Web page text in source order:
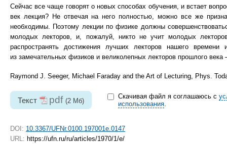
Сейчас все чаще говорят о новых способах обучения, и встает
век лекция? Не отвечая на него полностью, можно все же
необходимы. Поэтому лекции по физике должны
молодых лекторов, и, пожалуй, никто не учит молодых
распространять достижения лучших лекторов нашего
из замечательных физиков и великолепных лекторов прошлого
Raymond J. Seeger, Michael Faraday and the Art of Lecturing, Phys.
Текст pdf (2 Мб)
Скачивая файл я соглашаюсь с
использования.
DOI: 10.3367/UFNr.0100.197001e.0147
URL: https://ufn.ru/ru/articles/1970/1/e/